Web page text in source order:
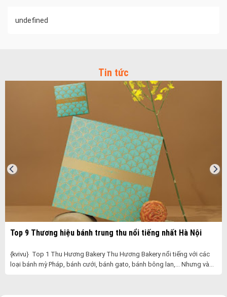
undefined
Tin tức
Top 9 Thương hiệu bánh trung thu nổi tiếng nhất Hà Nội
{kvivu} Top 1 Thu Hương Bakery Thu Hương Bakery nổi tiếng với các
loại bánh mỳ Pháp, bánh cưới, bánh gato, bánh bông lan,… Nhưng vào